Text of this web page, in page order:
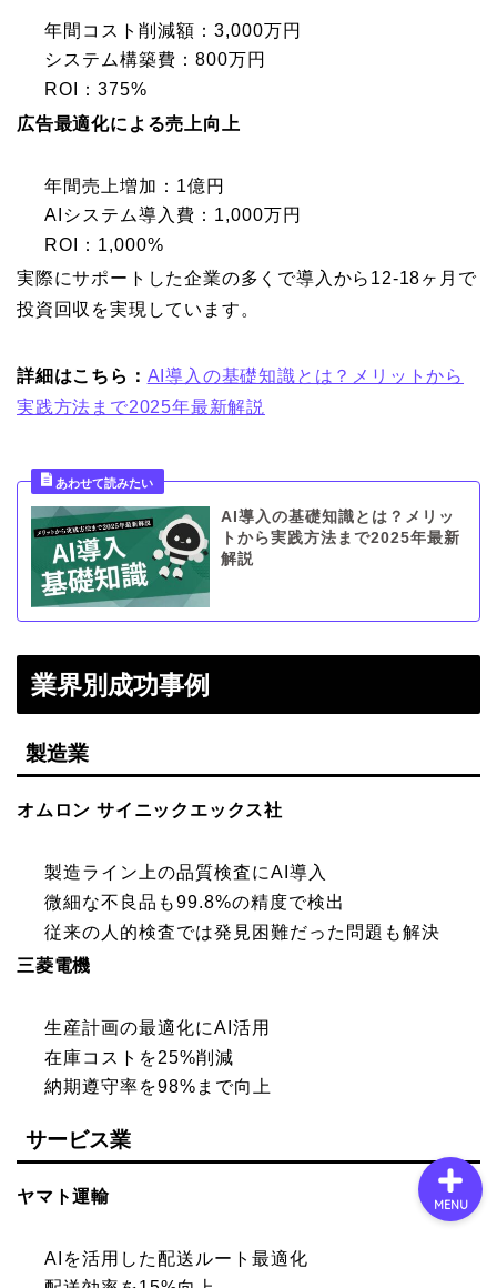
年間コスト削減額：3,000万円
システム構築費：800万円
ROI：375%
広告最適化による売上向上
年間売上増加：1億円
AIシステム導入費：1,000万円
ROI：1,000%
実際にサポートした企業の多くで導入から12-18ヶ月で
投資回収を実現しています。
詳細はこちら： AI導入の基礎知識とは？メリットから
実践方法まで2025年最新解説
AI導入の基礎知識とは？メリッ
トから実践方法まで2025年最新
解説
業界別成功事例
製造業
オムロン サイニックエックス社
製造ライン上の品質検査にAI導入
微細な不良品も99.8%の精度で検出
従来の人的検査では発見困難だった問題も解決
三菱電機
生産計画の最適化にAI活用
在庫コストを25%削減
納期遵守率を98%まで向上
サービス業
ヤマト運輸
AIを活用した配送ルート最適化
MENU
会社概要
サービス